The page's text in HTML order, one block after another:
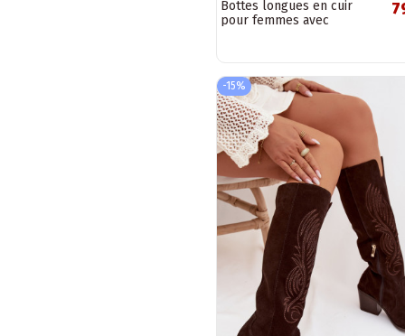
Bottes longues en cuir
pour femmes avec
-15%